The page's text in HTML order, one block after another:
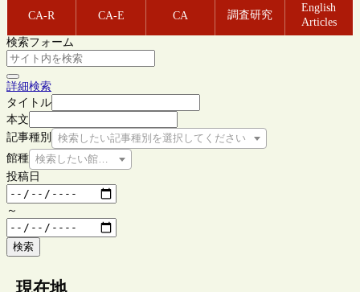
CA-R CA-E CA 調査研究
English
Articles
検索フォーム
詳細検索
タイトル
本文
記事種別
検索したい記事種別を選択してください
館種 検索したい館種を選択してください
投稿日
～
検索
現在地